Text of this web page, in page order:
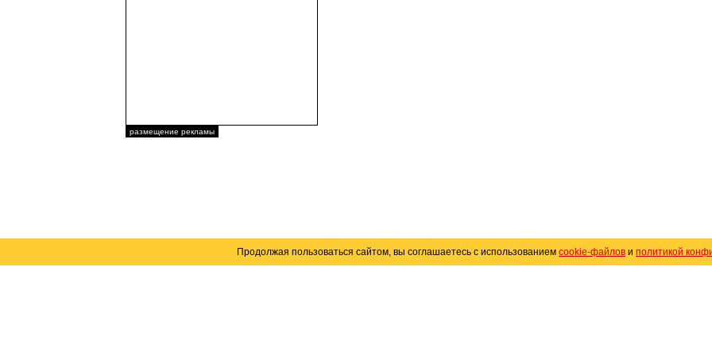
размещение рекламы
Продолжая пользоваться сайтом, вы соглашаетесь с использованием cookie-файлов и политикой